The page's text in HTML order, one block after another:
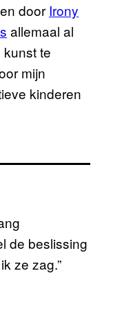
door Irony
allemaal al
te
mijn
kinderen
de beslissing
ze zag.”